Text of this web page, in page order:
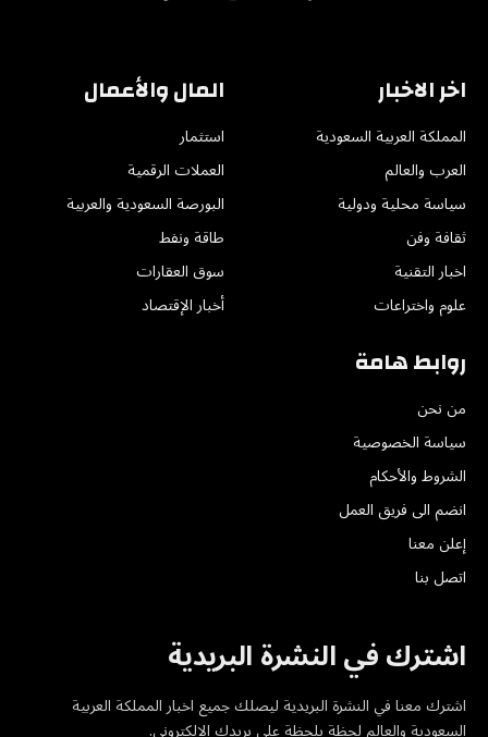
اخر الاخبار
المملكة العربية السعودية
العرب والعالم
سياسة محلية ودولية
ثقافة وفن
اخبار التقنية
علوم واختراعات
المال والأعمال
استثمار
العملات الرقمية
البورصة السعودية والعربية
طاقة ونفط
سوق العقارات
أخبار الإقتصاد
روابط هامة
من نحن
سياسة الخصوصية
الشروط والأحكام
انضم الى فريق العمل
إعلن معنا
اتصل بنا
اشترك في النشرة البريدية
اشترك معنا في النشرة البريدية ليصلك جميع اخبار المملكة العربية